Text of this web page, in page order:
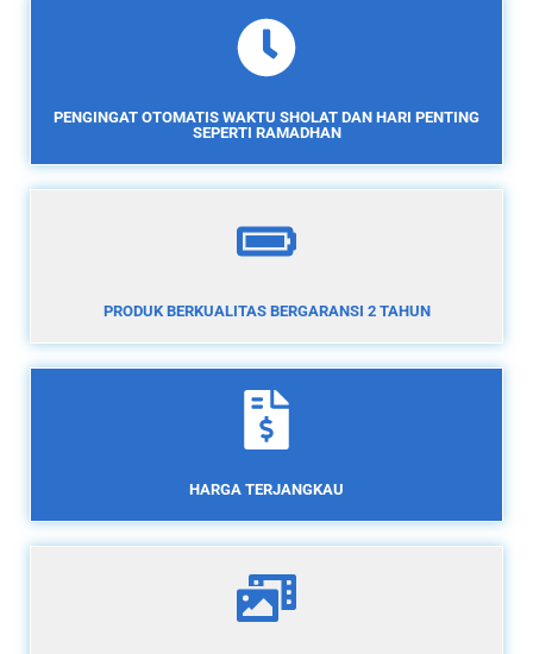
PENGINGAT OTOMATIS WAKTU SHOLAT DAN HARI PENTING
SEPERTI RAMADHAN
PRODUK BERKUALITAS BERGARANSI 2 TAHUN
HARGA TERJANGKAU